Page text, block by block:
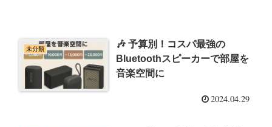
未分類
🎶 予算別！コスパ最強の
Bluetoothスピーカーで部屋を
音楽空間に
2024.04.29